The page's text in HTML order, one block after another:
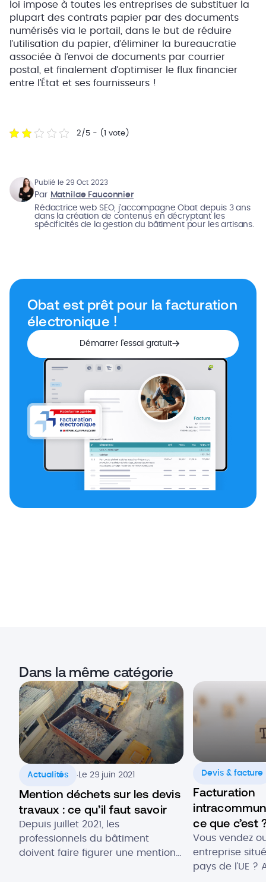
loi impose à toutes les entreprises de substituer la
plupart des contrats papier par des documents
numérisés via le portail, dans le but de réduire
l’utilisation du papier, d’éliminer la bureaucratie
associée à l’envoi de documents par courrier
postal, et finalement d’optimiser le flux financier
entre l’État et ses fournisseurs !
2/5 - (1 vote)
Publié le 29 Oct 2023
Par Mathilde Fauconnier
Rédactrice web SEO, j’accompagne Obat depuis 3 ans
dans la création de contenus en décryptant les
spécificités de la gestion du bâtiment pour les artisans.
Obat est prêt pour la facturation
électronique !
Démarrer l’essai gratuit
Dans la même catégorie
Actualités .Le 29 juin 2021
Mention déchets sur les devis
travaux : ce qu’il faut savoir
Depuis juillet 2021, les
professionnels du bâtiment
doivent faire figurer une mention
Devis & facture
Facturation
ce que c’est
Vous vendez
entreprise
pays de l’UE ?